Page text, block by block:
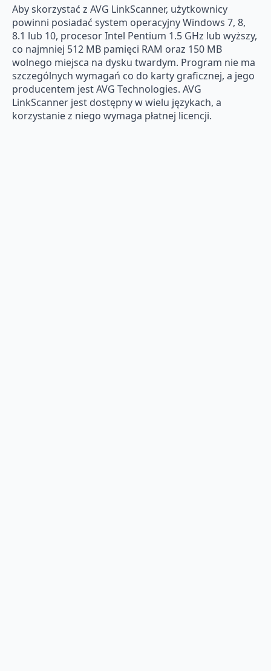
Aby skorzystać z AVG LinkScanner, użytkownicy
powinni posiadać system operacyjny Windows 7, 8,
8.1 lub 10, procesor Intel Pentium 1.5 GHz lub wyższy,
co najmniej 512 MB pamięci RAM oraz 150 MB
wolnego miejsca na dysku twardym. Program nie ma
szczególnych wymagań co do karty graficznej, a jego
producentem jest AVG Technologies. AVG
LinkScanner jest dostępny w wielu językach, a
korzystanie z niego wymaga płatnej licencji.